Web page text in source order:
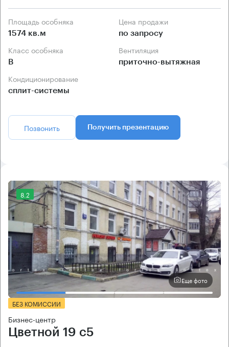
Площадь особняка
1574 кв.м
Цена продажи
по запросу
Класс особняка
B
Вентиляция
приточно-вытяжная
Кондиционирование
сплит-системы
Позвонить Получить презентацию
8.2
Еще фото
БЕЗ КОМИССИИ
Бизнес-центр
Цветной 19 с5